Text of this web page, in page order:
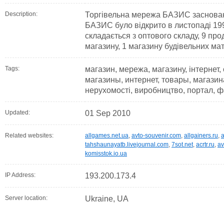
Description:
Торгівельна мережа БАЗИС
БАЗИС було відкрито в листопаді
складається з оптового складу, 9
магазину, 1 магазину будівельних
Tags:
магазин, мережа, магазину,
магазины, интернет, товары,
нерухомості, виробництво, портал,
Updated: 01 Sep 2010
Related websites: allgames.net.ua, avto-souvenir.com, allgainers.ru,
tahshaunayatb.livejournal.com, 7sot.net, acrtr.ru,
komisstok.io.ua
IP Address: 193.200.173.4
Server location: Ukraine, UA